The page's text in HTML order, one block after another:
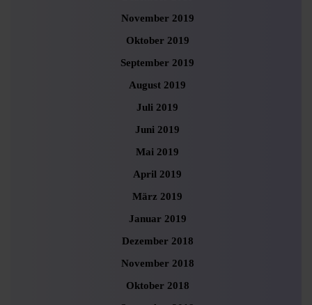
November 2019
Oktober 2019
September 2019
August 2019
Juli 2019
Juni 2019
Mai 2019
April 2019
März 2019
Januar 2019
Dezember 2018
November 2018
Oktober 2018